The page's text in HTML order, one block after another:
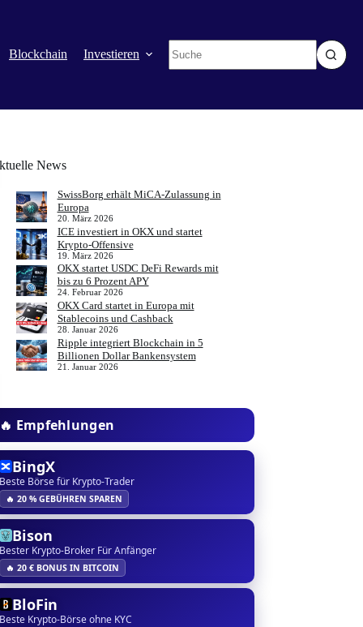
Blockchain Investieren Mehr
Ergebnisse
News
SwissBorg erhält MiCA-Zulassung in
Europa
20. März 2026
ICE investiert in OKX und startet
Krypto-Offensive
19. März 2026
OKX startet USDC DeFi Rewards mit
bis zu 6 Prozent APY
24. Februar 2026
OKX Card startet in Europa mit
Stablecoins und Cashback
28. Januar 2026
Ripple integriert Blockchain in 5
Billionen Dollar Bankensystem
21. Januar 2026
🔥 Empfehlungen
BingX
Beste Börse für Krypto-Trader
🔥 20 % GEBÜHREN SPAREN
Bison
Bester Krypto-Broker Für Anfänger
🔥 20 € BONUS IN BITCOIN
BloFin
Beste Krypto-Börse ohne KYC